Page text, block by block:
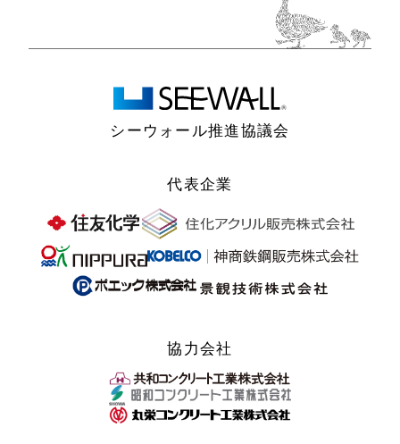
シーウォール推進協議会
代表企業
協力会社